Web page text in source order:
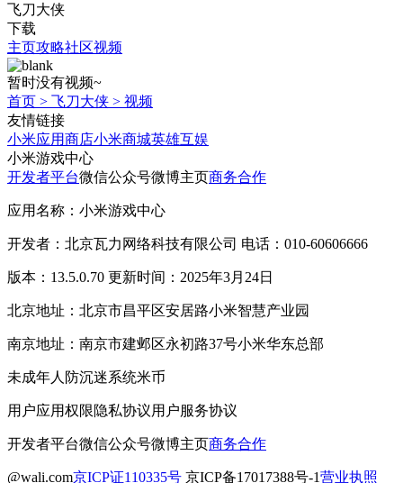
飞刀大侠
下载
主页攻略社区视频
暂时没有视频~
首页 > 飞刀大侠 > 视频
友情链接
小米应用商店小米商城英雄互娱
小米游戏中心
开发者平台微信公众号微博主页商务合作
应用名称：小米游戏中心
开发者：北京瓦力网络科技有限公司 电话：010-60606666
版本：13.5.0.70 更新时间：2025年3月24日
北京地址：北京市昌平区安居路小米智慧产业园
南京地址：南京市建邺区永初路37号小米华东总部
未成年人防沉迷系统米币
用户应用权限隐私协议用户服务协议
开发者平台微信公众号微博主页商务合作
@wali.com京ICP证110335号 京ICP备17017388号-1营业执照